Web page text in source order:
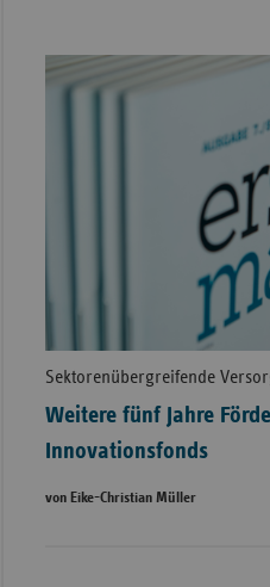
Sektorenübergreifende
Weitere fünf Jahre
Innovationsfonds
von Eike-Christian Müller